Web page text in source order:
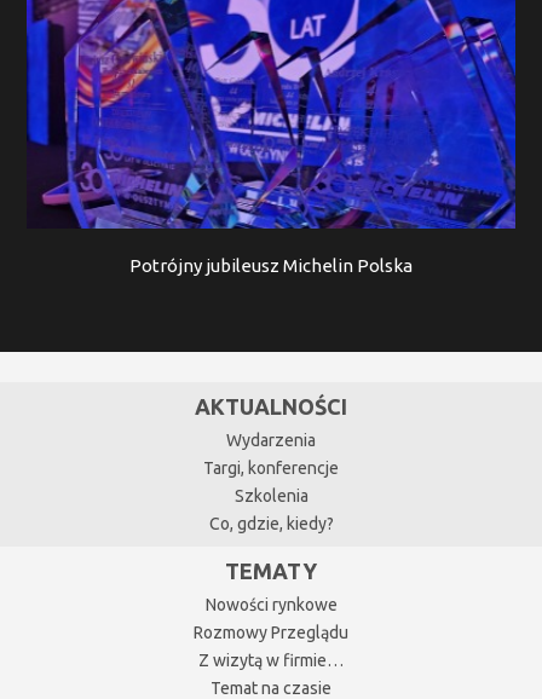
Potrójny jubileusz Michelin Polska
AKTUALNOŚCI
Wydarzenia
Targi, konferencje
Szkolenia
Co, gdzie, kiedy?
TEMATY
Nowości rynkowe
Rozmowy Przeglądu
Z wizytą w firmie…
Temat na czasie